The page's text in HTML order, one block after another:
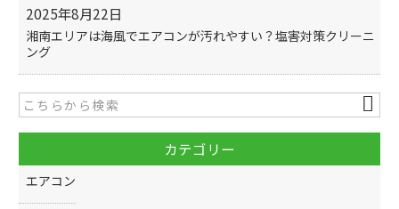
湘南エリアは海風でエアコンが汚れやすい？塩害対策クリーニ
ング
2025年8月22日
カテゴリー
エアコン